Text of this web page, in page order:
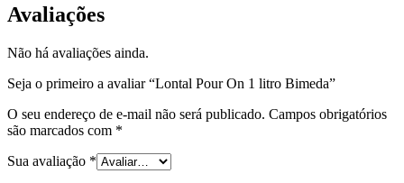
Avaliações
Não há avaliações ainda.
Seja o primeiro a avaliar “Lontal Pour On 1 litro Bimeda”
O seu endereço de e-mail não será publicado. Campos obrigatórios
são marcados com *
Sua avaliação *